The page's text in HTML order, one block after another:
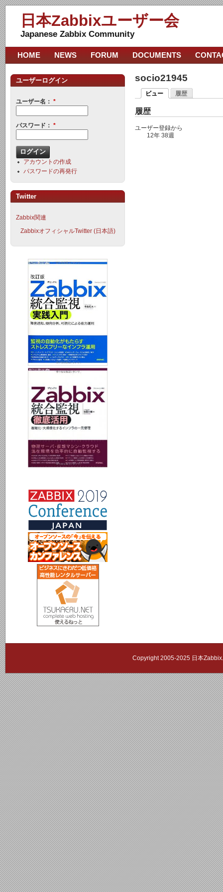
日本Zabbixユーザー会
Japanese Zabbix Community
socio21945
ビュー 履歴
履歴
ユーザー登録から
12年 38週
HOME NEWS FORUM DOCUMENTS
ユーザーログイン
ユーザー名： *
パスワード： *
アカウントの作成
パスワードの再発行
Twitter
Zabbix関連
ZabbixオフィシャルTwitter (日本語)
Copyright 2005-2025 日本